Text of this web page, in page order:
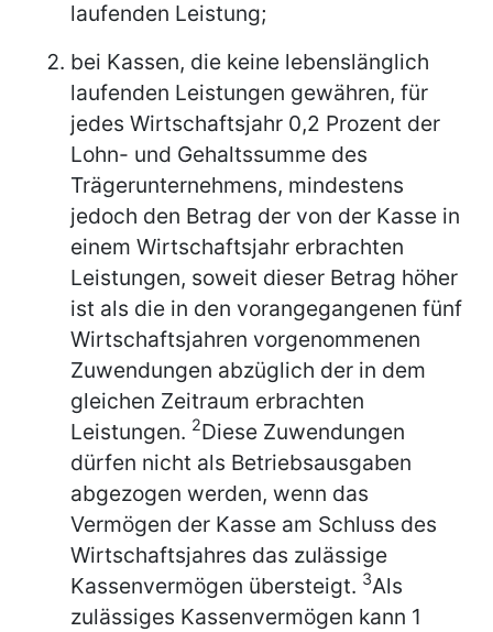
laufenden Leistung;
bei Kassen, die keine lebenslänglich
laufenden Leistungen gewähren, für
jedes Wirtschaftsjahr 0,2 Prozent der
Lohn- und Gehaltssumme des
Trägerunternehmens, mindestens
jedoch den Betrag der von der Kasse in
einem Wirtschaftsjahr erbrachten
Leistungen, soweit dieser Betrag höher
ist als die in den vorangegangenen fünf
Wirtschaftsjahren vorgenommenen
Zuwendungen abzüglich der in dem
gleichen Zeitraum erbrachten
Leistungen. 2Diese Zuwendungen
dürfen nicht als Betriebsausgaben
abgezogen werden, wenn das
Vermögen der Kasse am Schluss des
Wirtschaftsjahres das zulässige
Kassenvermögen übersteigt. 3Als
zulässiges Kassenvermögen kann 1